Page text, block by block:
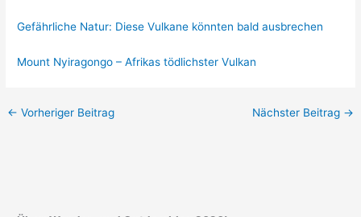
Gefährliche Natur: Diese Vulkane könnten bald ausbrechen
Mount Nyiragongo – Afrikas tödlichster Vulkan
← Vorheriger Beitrag Nächster Beitrag →